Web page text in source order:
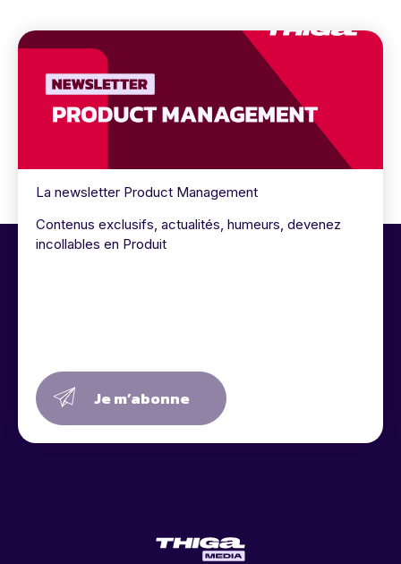
La newsletter Product Management
Contenus exclusifs, actualités, humeurs, devenez
incollables en Produit
Je m’abonne